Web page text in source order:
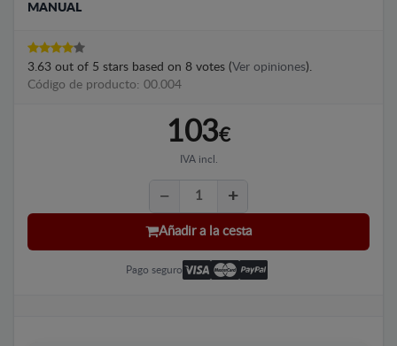
MANUAL
3.63 out of 5 stars based on 8 votes (Ver opiniones).
Código de producto: 00.004
103€
IVA incl.
Añadir a la cesta
Pago seguro